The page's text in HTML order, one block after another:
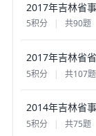
5积分 | 共90题
5积分 | 共107题
5积分 | 共75题